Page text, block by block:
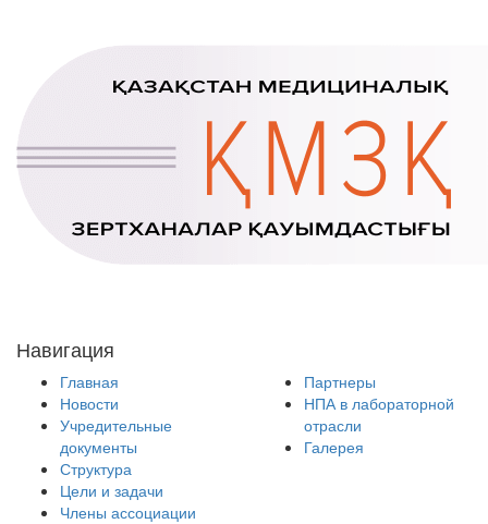
Навигация
Главная
Новости
Учредительные
документы
Структура
Цели и задачи
Члены ассоциации
Партнеры
НПА в лабораторной
отрасли
Галерея